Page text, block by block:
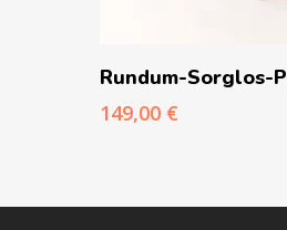
Rundum-Sorglos-
149,00 €